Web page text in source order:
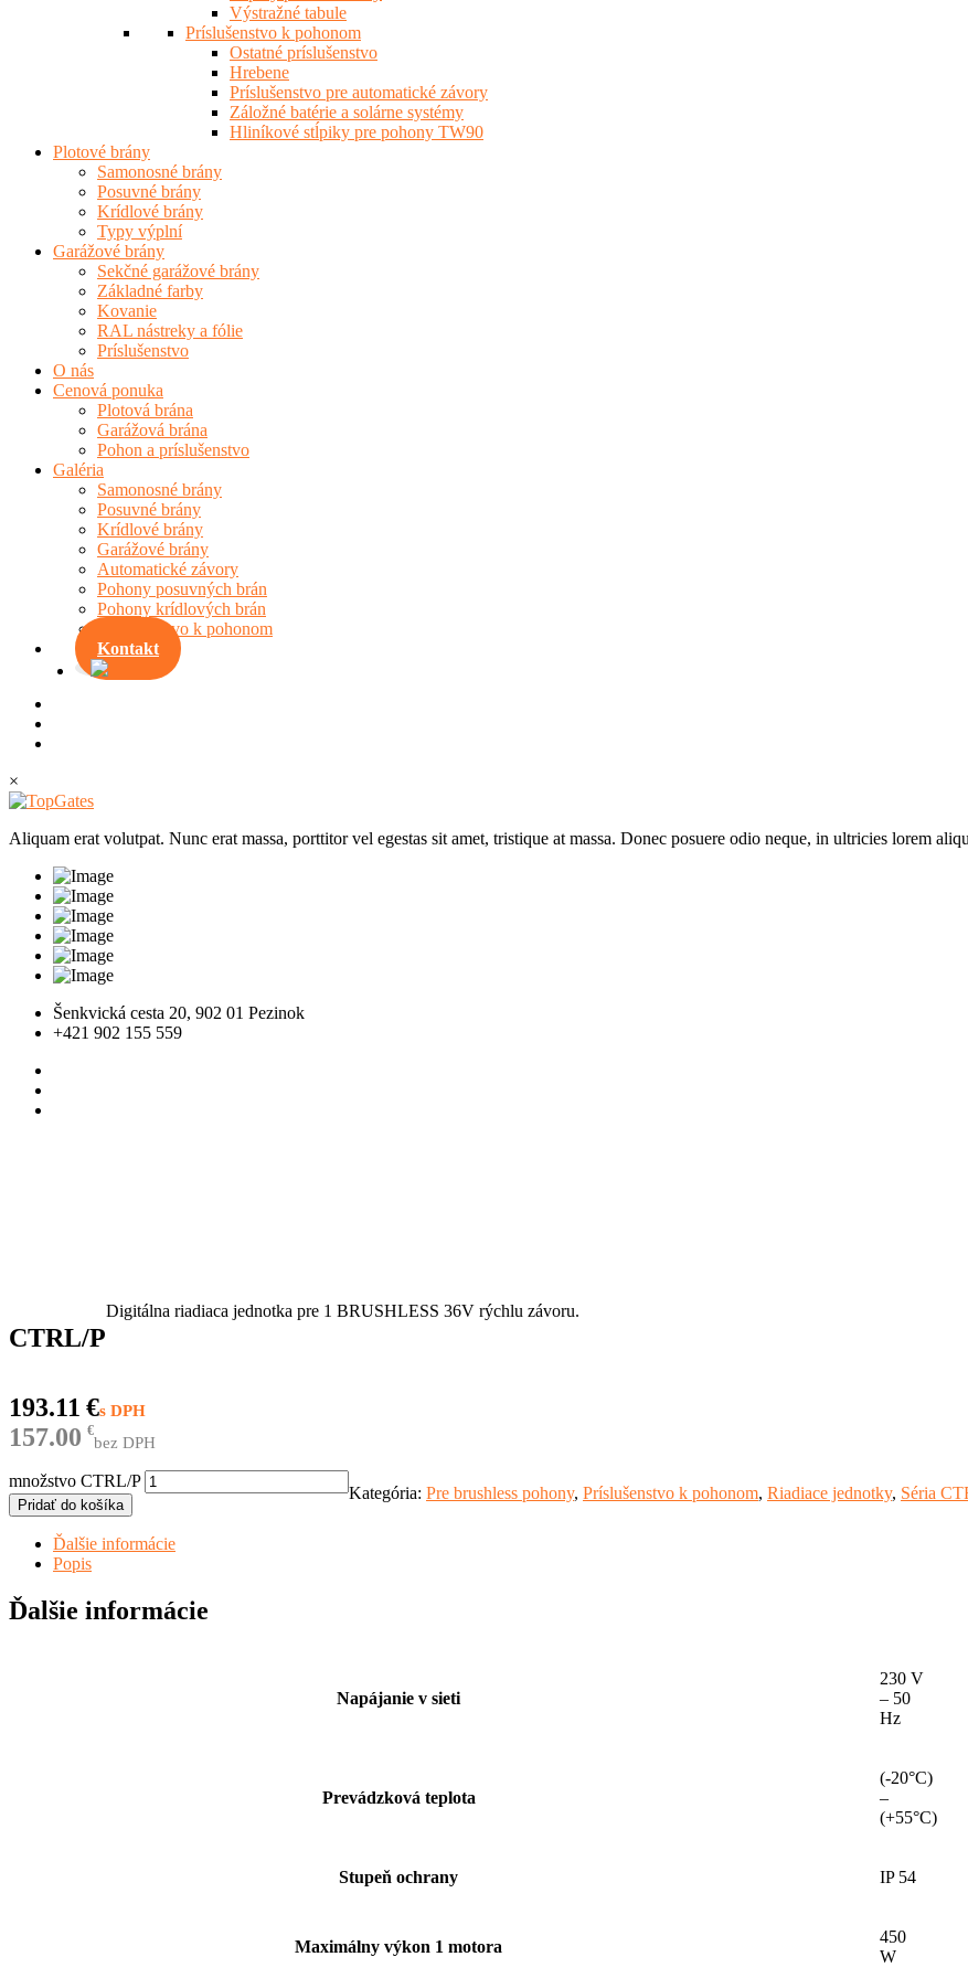
Výstražné tabule
Príslušenstvo k pohonom
Ostatné príslušenstvo
Hrebene
Príslušenstvo pre automatické závory
Záložné batérie a solárne systémy
Hliníkové stĺpiky pre pohony TW90
Plotové brány
Samonosné brány
Posuvné brány
Krídlové brány
Typy výplní
Garážové brány
Sekčné garážové brány
Základné farby
Kovanie
RAL nástreky a fólie
Príslušenstvo
O nás
Cenová ponuka
Plotová brána
Garážová brána
Pohon a príslušenstvo
Galéria
Samonosné brány
Posuvné brány
Krídlové brány
Garážové brány
Automatické závory
Pohony posuvných brán
Pohony krídlových brán
Príslušenstvo k pohonom
Kontakt
×
Aliquam erat volutpat. Nunc erat massa, porttitor vel egestas sit amet, tristique at massa. Donec posuere odio neque, in ultricies lorem
Šenkvická cesta 20, 902 01 Pezinok
+421 902 155 559
CTRL/P
€
193.11
€
157.00 bez DPH
Digitálna riadiaca jednotka pre 1 BRUSHLESS 36V rýchlu závoru.
množstvo CTRL/P
Pridať do košíka
Kategória: Pre brushless pohony, Príslušenstvo k pohonom, Riadiace jednotky, Séria
Ďalšie informácie
Popis
Ďalšie informácie
Napájanie v sieti
230 V
– 50
Hz
Prevádzková teplota
(-20°C)
–
(+55°C)
Stupeň ochrany IP 54
Maximálny výkon 1 motora
450
W